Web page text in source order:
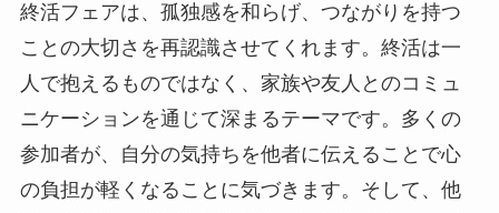
終活フェアは、孤独感を和らげ、つながりを持つ
ことの大切さを再認識させてくれます。終活は一
人で抱えるものではなく、家族や友人とのコミュ
ニケーションを通じて深まるテーマです。多くの
参加者が、自分の気持ちを他者に伝えることで心
の負担が軽くなることに気づきます。そして、他